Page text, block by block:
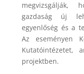
megvizsgálják,
gazdaság új
egyenlőség és a
Az eseményen
Kutatóintézetet,
projektben.